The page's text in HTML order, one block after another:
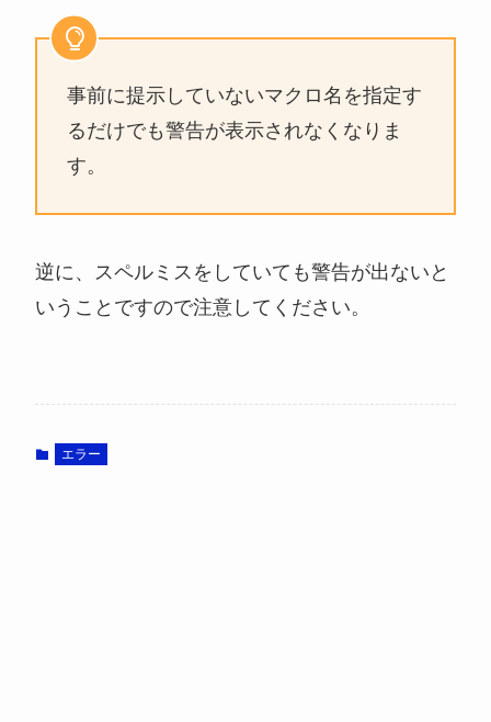
事前に提示していないマクロ名を指定す
るだけでも警告が表示されなくなりま
す。
逆に、 スペルミスをしていても警告が出ない と
いうことですので注意してください。
エラー